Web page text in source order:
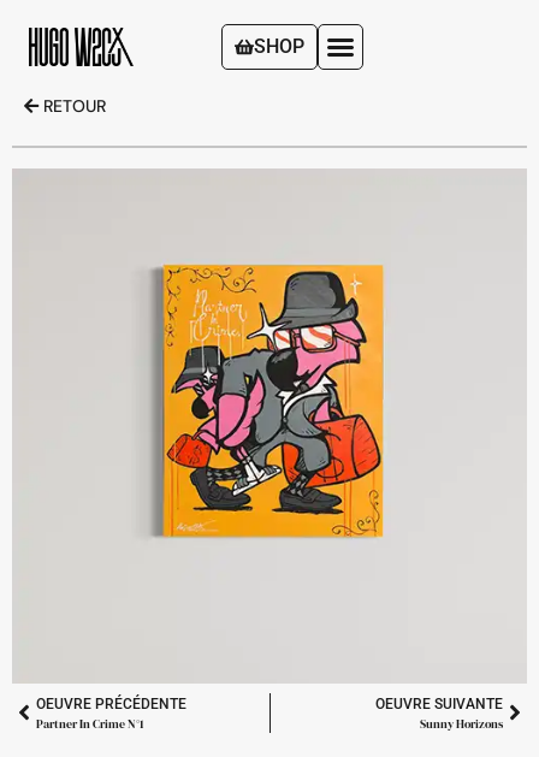
SHOP
RETOUR
OEUVRE PRÉCÉDENTE
Partner In Crime N°1
OEUVRE SUIVANTE
Sunny Horizons